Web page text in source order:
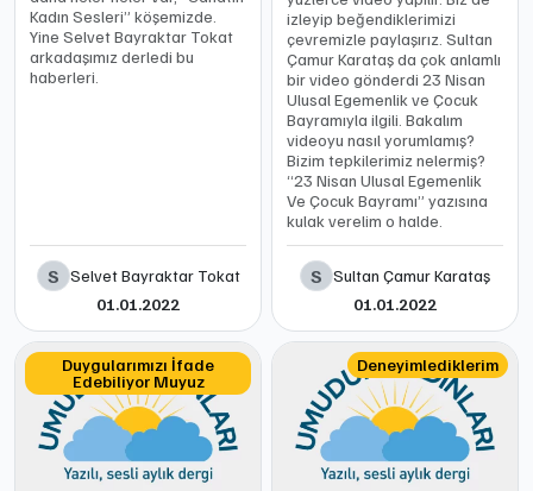
Kadın Sesleri” köşemizde.
Yine Selvet Bayraktar Tokat
arkadaşımız derledi bu
haberleri.
S Selvet Bayraktar Tokat
01.01.2022
izleyip beğendiklerimizi
çevremizle paylaşırız. Sultan
Çamur Karataş da çok anlamlı
bir video gönderdi 23 Nisan
Ulusal Egemenlik ve Çocuk
Bayramıyla ilgili. Bakalım
videoyu nasıl yorumlamış?
Bizim tepkilerimiz nelermiş?
“23 Nisan Ulusal Egemenlik
Ve Çocuk Bayramı” yazısına
kulak verelim o halde.
S Sultan Çamur Karataş
01.01.2022
Duygularımızı İfade
Edebiliyor Muyuz
Deneyimlediklerim